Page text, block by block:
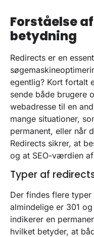
Forståelse
betydning
Redirects er en
egentlig? Kort fortalt
sende både brugere
webadresse til en
mange situationer,
permanent, eller når
Redirects sikrer, at
og at SEO-værdien
Typer af
Der findes flere
almindelige er 301
indikerer en
hvilket betyder, at